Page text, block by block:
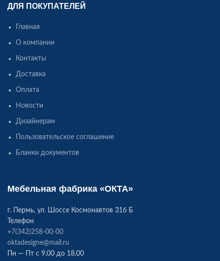
ДЛЯ ПОКУПАТЕЛЕЙ
Главная
О компании
Контакты
Доставка
Оплата
Новости
Дизайнерам
Пользовательское соглашение
Бланки документов
Мебельная фабрика «ОКТА»
г. Пермь, ул. Шоссе Космонавтов 316 Б
Телефон
+7(342)258-00-00
oktadesigne@mail.ru
Пн — Пт с 9.00 до 18.00